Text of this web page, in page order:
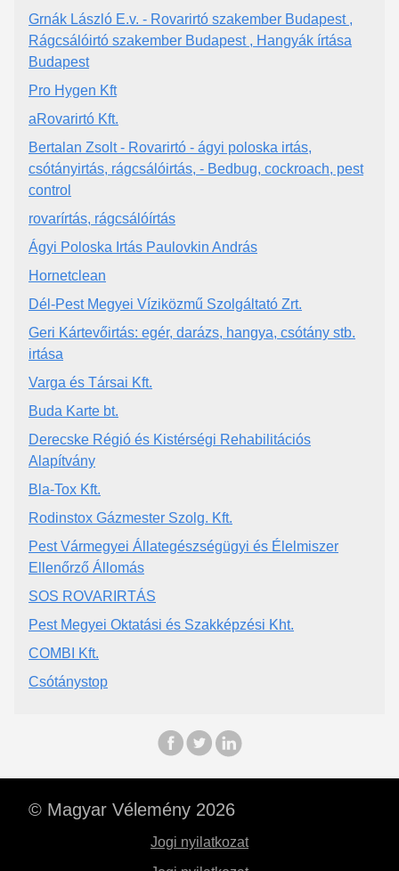
Grnák László E.v. - Rovarirtó szakember Budapest ,
Rágcsálóirtó szakember Budapest , Hangyák írtása
Budapest
Pro Hygen Kft
aRovarirtó Kft.
Bertalan Zsolt - Rovarirtó - ágyi poloska irtás,
csótányirtás, rágcsálóirtás, - Bedbug, cockroach, pest
control
rovarírtás, rágcsálóírtás
Ágyi Poloska Irtás Paulovkin András
Hornetclean
Dél-Pest Megyei Víziközmű Szolgáltató Zrt.
Geri Kártevőirtás: egér, darázs, hangya, csótány stb.
irtása
Varga és Társai Kft.
Buda Karte bt.
Derecske Régió és Kistérségi Rehabilitációs
Alapítvány
Bla-Tox Kft.
Rodinstox Gázmester Szolg. Kft.
Pest Vármegyei Állategészségügyi és Élelmiszer
Ellenőrző Állomás
SOS ROVARIRTÁS
Pest Megyei Oktatási és Szakképzési Kht.
COMBI Kft.
Csótánystop
© Magyar Vélemény 2026
Jogi nyilatkozat